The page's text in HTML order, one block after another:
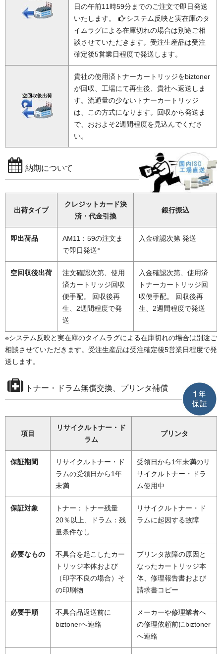
日の午前11時59分までのご注文で即日発送
いたします。
システム反映と実在庫のタ
イムラグによる在庫切れの場合は別途ご相
談させていただきます。受注生産品は受注
確定後5営業日程度で発送します。
貴社の使用済トナーカートリッジをbiztoner
が回収、工場にて再生後、貴社へ返送しま
す。流通量の少ないトナーカートリッジ
は、この方式になります。回収から発送ま
で、おおよそ2週間程度を見込んでくださ
い。
納期について
出荷タイプ
クレジットカード決
済・代金引換
銀行振込
即出荷品
AM11：59の注文ま
で即日発送※
入金確認次第 発送
空回収後出荷
注文確認次第、使用
済カートリッジ回収
便手配。 回収後再
生、2週間程度で発
送
入金確認次第、使用済
トナーカートリッジ回
収便手配。 回収後再
生、2週間程度で発送
※システム反映と実在庫のタイムラグによる在庫切れの場合は別途ご
相談させていただきます。受注生産品は受注確定後5営業日程度で発
送します。
トナー・ドラム無償交換、プリンタ補償
項目
リサイクルトナー・ド
ラム
プリンタ
保証期間
リサイクルトナー・ド
ラムの受領日から1年
未満
受領日から1年未満のリ
サイクルトナー・ドラ
ム使用中
保証対象
トナー：トナー残量
20％以上、ドラム：残
量条件なし
リサイクルトナー・ド
ラムに起因する故障
必要なもの
不具合を起こしたカー
トリッジ本体および
（印字不良の場合）そ
の印刷物
プリンタ故障の原因と
なったカートリッジ本
体、修理報告書および
請求書コピー
必要手順
不具合品返送前に
biztonerへ連絡
メーカーや修理業者へ
の修理依頼前にbiztoner
へ連絡